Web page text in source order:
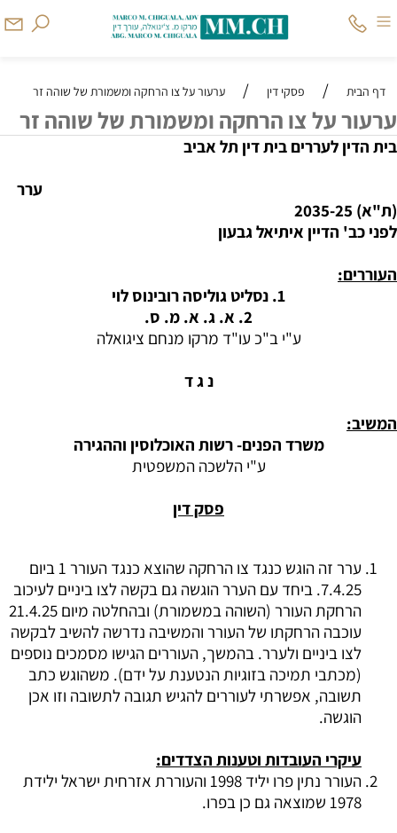
דף הבית / פסקי דין / ערעור על צו הרחקה ומשמורת של שוהה זר
ערעור על צו הרחקה ומשמורת של שוהה זר
בית הדין לעררים בית דין תל אביב
ערר
(ת"א) 2035-25
לפני כב' הדיין איתיאל גבעון
העוררים:
1. נסליט גוליסה רובינוס לוי
2. א. ג. א. מ. ס.
ע"י ב"כ עו"ד מרקו מנחם ציגואלה
נ ג ד
המשיב:
משרד הפנים- רשות האוכלוסין וההגירה
ע"י הלשכה המשפטית
פסק דין
ערר זה הוגש כנגד צו הרחקה שהוצא כנגד העורר 1 ביום
7.4.25. ביחד עם הערר הוגשה גם בקשה לצו ביניים לעיכוב
הרחקת העורר (השוהה במשמורת) ובהחלטה מיום 21.4.25
עוכבה הרחקתו של העורר והמשיבה נדרשה להשיב לבקשה
לצו ביניים ולערר. בהמשך, העוררים הגישו מסמכים נוספים
(מכתבי תמיכה בזוגיות הנטענת על ידם). משהוגש כתב
תשובה, אפשרתי לעוררים להגיש תגובה לתשובה וזו אכן
הוגשה.
עיקרי העובדות וטענות הצדדים:
העורר נתין פרו יליד 1998 והעוררת אזרחית ישראל ילידת
1978 שמוצאה גם כן בפרו.